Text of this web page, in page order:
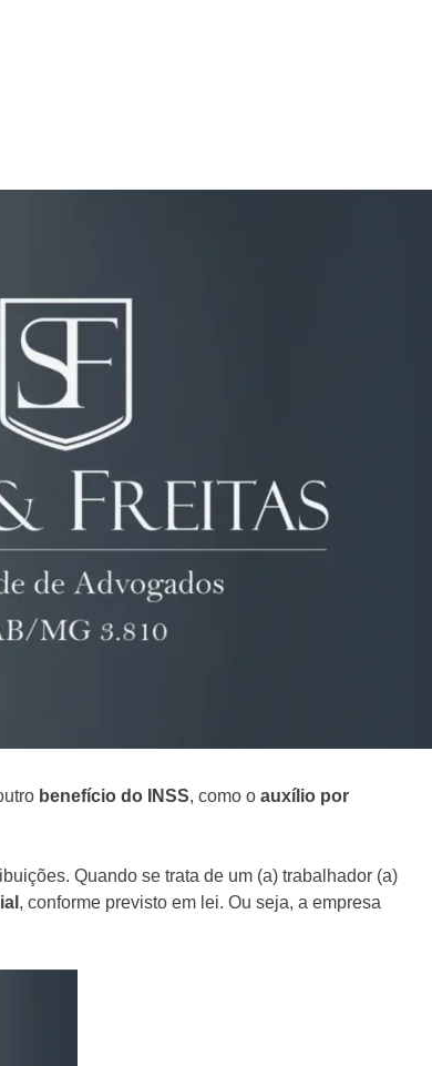
benefício do INSS, como o auxílio por
Quando se trata de um (a) trabalhador (a)
, conforme previsto em lei. Ou seja, a empresa